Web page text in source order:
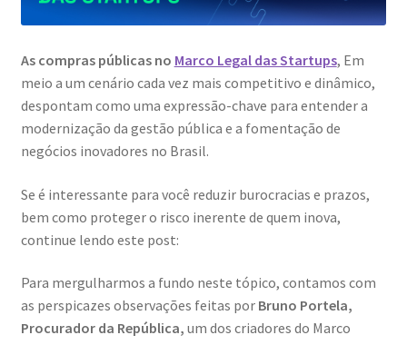
As compras públicas no Marco Legal das Startups, Em
meio a um cenário cada vez mais competitivo e dinâmico,
despontam como uma expressão-chave para entender a
modernização da gestão pública e a fomentação de
negócios inovadores no Brasil.
Se é interessante para você reduzir burocracias e prazos,
bem como proteger o risco inerente de quem inova,
continue lendo este post:
Para mergulharmos a fundo neste tópico, contamos com
as perspicazes observações feitas por Bruno Portela,
Procurador da República, um dos criadores do Marco